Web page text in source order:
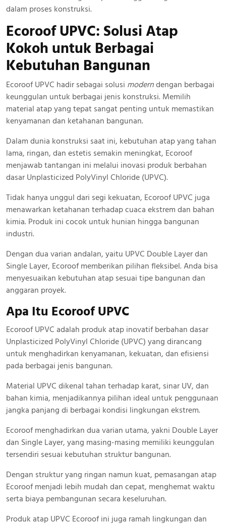
dalam proses konstruksi.
Ecoroof UPVC: Solusi Atap
Kokoh untuk Berbagai
Kebutuhan Bangunan
Ecoroof UPVC hadir sebagai solusi moderndengan berbagai
keunggulan untuk berbagai jenis konstruksi. Memilih
material atap yang tepat sangat penting untuk memastikan
kenyamanan dan ketahanan bangunan.
Dalam dunia konstruksi saat ini, kebutuhan atap yang tahan
lama, ringan, dan estetis semakin meningkat, Ecoroof
menjawab tantangan ini melalui inovasi produk berbahan
dasar Unplasticized PolyVinyl Chloride (UPVC).
Tidak hanya unggul dari segi kekuatan, Ecoroof UPVC juga
menawarkan ketahanan terhadap cuaca ekstrem dan bahan
kimia. Produk ini cocok untuk hunian hingga bangunan
industri.
Dengan dua varian andalan, yaitu UPVC Double Layer dan
Single Layer, Ecoroof memberikan pilihan fleksibel. Anda bisa
menyesuaikan kebutuhan atap sesuai tipe bangunan dan
anggaran proyek.
Apa Itu Ecoroof UPVC
Ecoroof UPVC adalah produk atap inovatif berbahan dasar
Unplasticized PolyVinyl Chloride (UPVC) yang dirancang
untuk menghadirkan kenyamanan, kekuatan, dan efisiensi
pada berbagai jenis bangunan.
Material UPVC dikenal tahan terhadap karat, sinar UV, dan
bahan kimia, menjadikannya pilihan ideal untuk penggunaan
jangka panjang di berbagai kondisi lingkungan ekstrem.
Ecoroof menghadirkan dua varian utama, yakni Double Layer
dan Single Layer, yang masing-masing memiliki keunggulan
tersendiri sesuai kebutuhan struktur bangunan.
Dengan struktur yang ringan namun kuat, pemasangan atap
Ecoroof menjadi lebih mudah dan cepat, menghemat waktu
serta biaya pembangunan secara keseluruhan.
Produk atap UPVC Ecoroof ini juga ramah lingkungan dan